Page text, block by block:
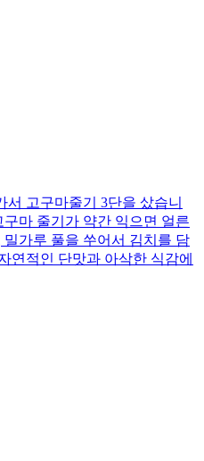
고구마줄기 3단을 샀습니
마 줄기가 약간 익으면 얼른
가루 풀을 쑤어서 김치를 담
연적인 단맛과 아삭한 식감에